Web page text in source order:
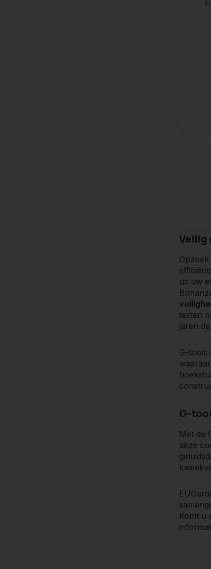
Veilig
uit uw
testen
jaren
G-tools
G-
Met de
deze
Komt u